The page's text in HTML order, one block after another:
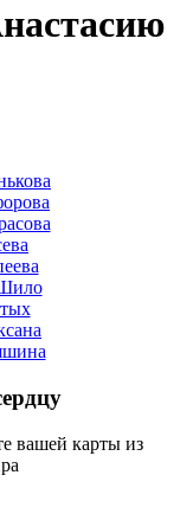
вашей карты из